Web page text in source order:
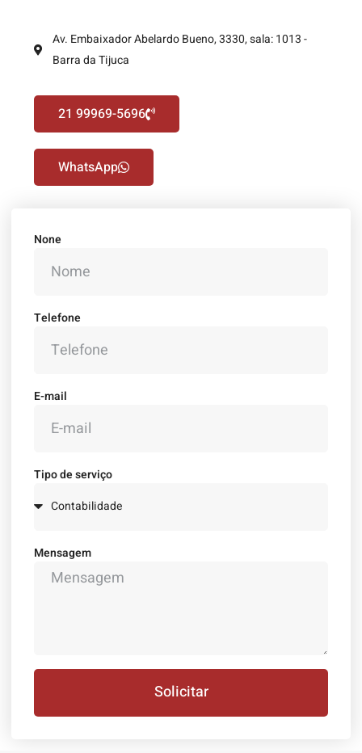
Av. Embaixador Abelardo Bueno, 3330, sala: 1013 -
Barra da Tijuca
21 99969-5696
WhatsApp
None
Telefone
E-mail
Tipo de serviço
Mensagem
Solicitar